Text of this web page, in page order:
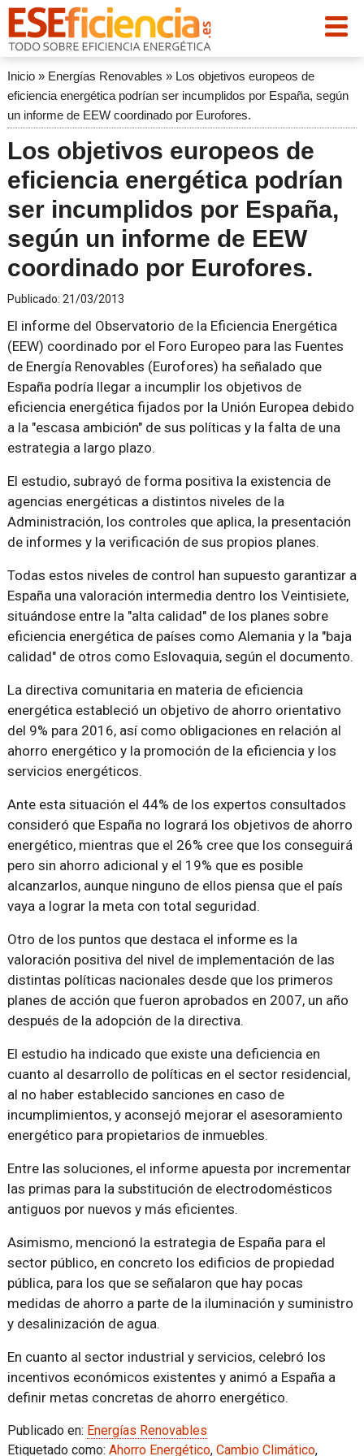
Inicio» Energías Renovables » Los objetivos europeos de
eficiencia energética podrían ser incumplidos por España, según
un informe de EEW coordinado por Eurofores.
Los objetivos europeos de
eficiencia energética podrían
ser incumplidos por España,
según un informe de EEW
coordinado por Eurofores.
Publicado: 21/03/2013
El informe del Observatorio de la Eficiencia Energética
(EEW) coordinado por el Foro Europeo para las Fuentes
de Energía Renovables (Eurofores) ha señalado que
España podría llegar a incumplir los objetivos de
eficiencia energética fijados por la Unión Europea debido
a la "escasa ambición" de sus políticas y la falta de una
estrategia a largo plazo.
El estudio, subrayó de forma positiva la existencia de
agencias energéticas a distintos niveles de la
Administración, los controles que aplica, la presentación
de informes y la verificación de sus propios planes.
Todas estos niveles de control han supuesto garantizar a
España una valoración intermedia dentro los Veintisiete,
situándose entre la "alta calidad" de los planes sobre
eficiencia energética de países como Alemania y la "baja
calidad" de otros como Eslovaquia, según el documento.
La directiva comunitaria en materia de eficiencia
energética estableció un objetivo de ahorro orientativo
del 9% para 2016, así como obligaciones en relación al
ahorro energético y la promoción de la eficiencia y los
servicios energéticos.
Ante esta situación el 44% de los expertos consultados
consideró que España no logrará los objetivos de ahorro
energético, mientras que el 26% cree que los conseguirá
pero sin ahorro adicional y el 19% que es posible
alcanzarlos, aunque ninguno de ellos piensa que el país
vaya a lograr la meta con total seguridad.
Otro de los puntos que destaca el informe es la
valoración positiva del nivel de implementación de las
distintas políticas nacionales desde que los primeros
planes de acción que fueron aprobados en 2007, un año
después de la adopción de la directiva.
El estudio ha indicado que existe una deficiencia en
cuanto al desarrollo de políticas en el sector residencial,
al no haber establecido sanciones en caso de
incumplimientos, y aconsejó mejorar el asesoramiento
energético para propietarios de inmuebles.
Entre las soluciones, el informe apuesta por incrementar
las primas para la substitución de electrodomésticos
antiguos por nuevos y más eficientes.
Asimismo, mencionó la estrategia de España para el
sector público, en concreto los edificios de propiedad
pública, para los que se señalaron que hay pocas
medidas de ahorro a parte de la iluminación y suministro
y desalinización de agua.
En cuanto al sector industrial y servicios, celebró los
incentivos económicos existentes y animó a España a
definir metas concretas de ahorro energético.
Publicado en: Energías Renovables
Etiquetado como: Ahorro Energético, Cambio Climático,